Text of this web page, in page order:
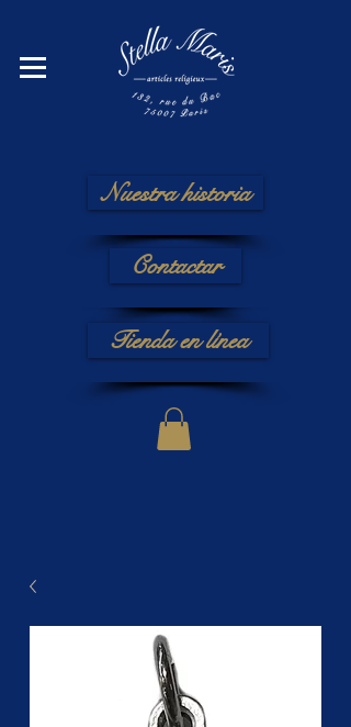
Nuestra historia
Contactar
Tienda en línea